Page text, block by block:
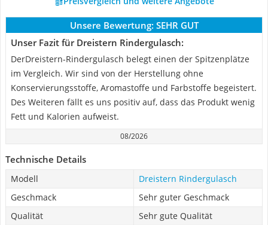
Unsere Bewertung: SEHR GUT
Unser Fazit für Dreistern Rindergulasch:
DerDreistern-Rindergulasch belegt einen der Spitzenplätze
im Vergleich. Wir sind von der Herstellung ohne
Konservierungsstoffe, Aromastoffe und Farbstoffe begeistert.
Des Weiteren fällt es uns positiv auf, dass das Produkt wenig
Fett und Kalorien aufweist.
08/2026
Technische Details
Modell
Dreistern Rindergulasch
Geschmack
Sehr guter Geschmack
Qualität
Sehr gute Qualität